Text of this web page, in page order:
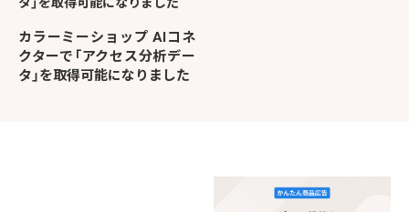
カラーミーショップ AIコネ
クターで「アクセス分析デー
タ」を取得可能になりました